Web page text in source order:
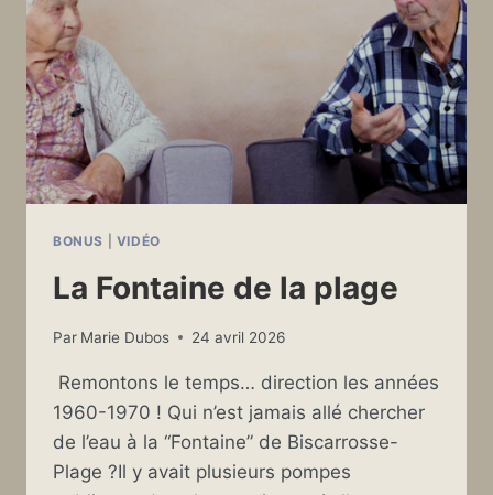
BONUS VIDÉO
La Fontaine de la plage
Par Marie Dubos 24 avril 2026
Remontons le temps… direction les années
1960-1970 ! Qui n’est jamais allé chercher
de l’eau à la “Fontaine” de Biscarrosse-
Plage ?Il y avait plusieurs pompes